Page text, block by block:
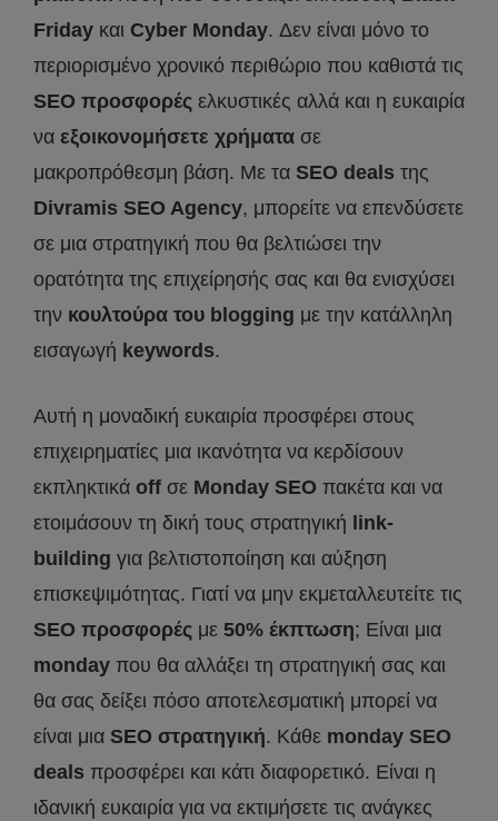
Friday και Cyber Monday. Δεν είναι μόνο το
περιορισμένο χρονικό περιθώριο που καθιστά τις
SEO προσφορές ελκυστικές αλλά και η ευκαιρία
να εξοικονομήσετε χρήματα σε
μακροπρόθεσμη βάση. Με τα SEO deals της
Divramis SEO Agency, μπορείτε να επενδύσετε
σε μια στρατηγική που θα βελτιώσει την
ορατότητα της επιχείρησής σας και θα ενισχύσει
την κουλτούρα του blogging με την κατάλληλη
εισαγωγή keywords.
Αυτή η μοναδική ευκαιρία προσφέρει στους
επιχειρηματίες μια ικανότητα να κερδίσουν
εκπληκτικά off σε Monday SEO πακέτα και να
ετοιμάσουν τη δική τους στρατηγική link-
building για βελτιστοποίηση και αύξηση
επισκεψιμότητας. Γιατί να μην εκμεταλλευτείτε τις
SEO προσφορές με 50% έκπτωση; Είναι μια
monday που θα αλλάξει τη στρατηγική σας και
θα σας δείξει πόσο αποτελεσματική μπορεί να
είναι μια SEO στρατηγική. Κάθε monday SEO
deals προσφέρει και κάτι διαφορετικό. Είναι η
ιδανική ευκαιρία για να εκτιμήσετε τις ανάγκες